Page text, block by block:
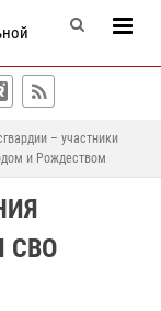
– участники
и Рождеством
СВО